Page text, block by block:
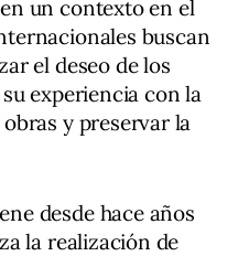
un contexto en el
buscan
el deseo de los
experiencia con la
y preservar la
desde hace años
la realización de